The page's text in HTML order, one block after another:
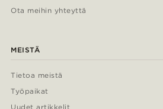
Ota meihin yhteyttä
MEISTÄ
Tietoa meistä
Työpaikat
Uudet artikkelit